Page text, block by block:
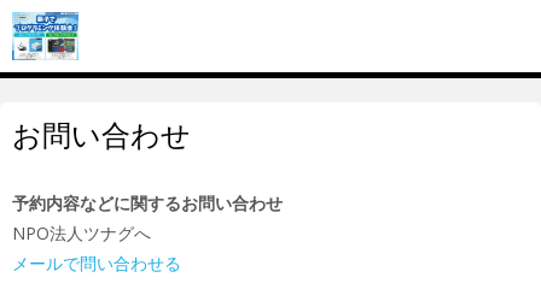
お問い合わせ
予約内容などに関するお問い合わせ
NPO法人ツナグへ
メールで問い合わせる